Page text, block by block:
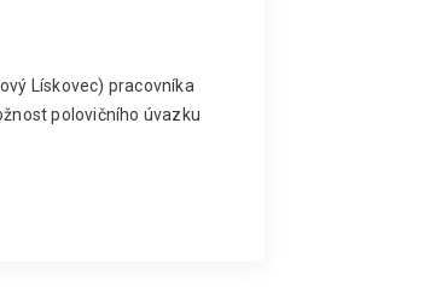
Lískovec) pracovníka
polovičního úvazku